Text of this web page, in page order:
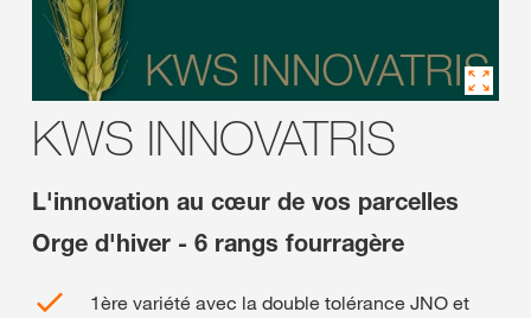
KWS INNOVATRIS
L'innovation au cœur de vos parcelles
Orge d'hiver - 6 rangs fourragère
1ère variété avec la double tolérance JNO et